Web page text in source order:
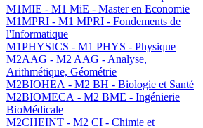
M1MIE - M1 MiE - Master en Economie
M1MPRI - M1 MPRI - Fondements de
l'Informatique
M1PHYSICS - M1 PHYS - Physique
M2AAG - M2 AAG - Analyse,
Arithmétique, Géométrie
M2BIOHEA - M2 BH - Biologie et Santé
M2BIOMECA - M2 BME - Ingénierie
BioMédicale
M2CHEINT - M2 CI - Chimie et